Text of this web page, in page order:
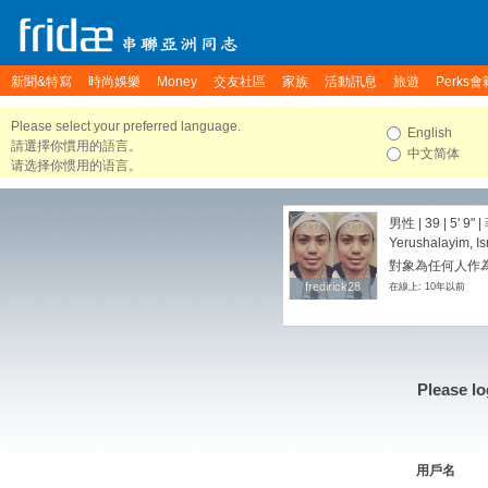
新聞&特寫 時尚娛樂 Money 交友社區 家族 活動訊息 旅遊 Perks會
Please select your preferred language.
請選擇你慣用的語言。
请选择你惯用的语言。
English
中文简体
fredirick28
fredirick28
男性 | 39 | 5' 9" |
Yerushalayim,
對象為任何人作
在線上: 10年以前
Please
用戶名